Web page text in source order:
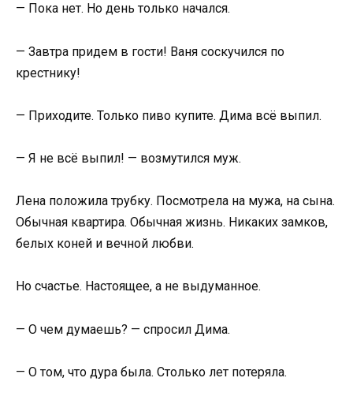
— Пока нет. Но день только начался.
— Завтра придем в гости! Ваня соскучился по
крестнику!
— Приходите. Только пиво купите. Дима всё выпил.
— Я не всё выпил! — возмутился муж.
Лена положила трубку. Посмотрела на мужа, на сына.
Обычная квартира. Обычная жизнь. Никаких замков,
белых коней и вечной любви.
Но счастье. Настоящее, а не выдуманное.
— О чем думаешь? — спросил Дима.
— О том, что дура была. Столько лет потеряла.